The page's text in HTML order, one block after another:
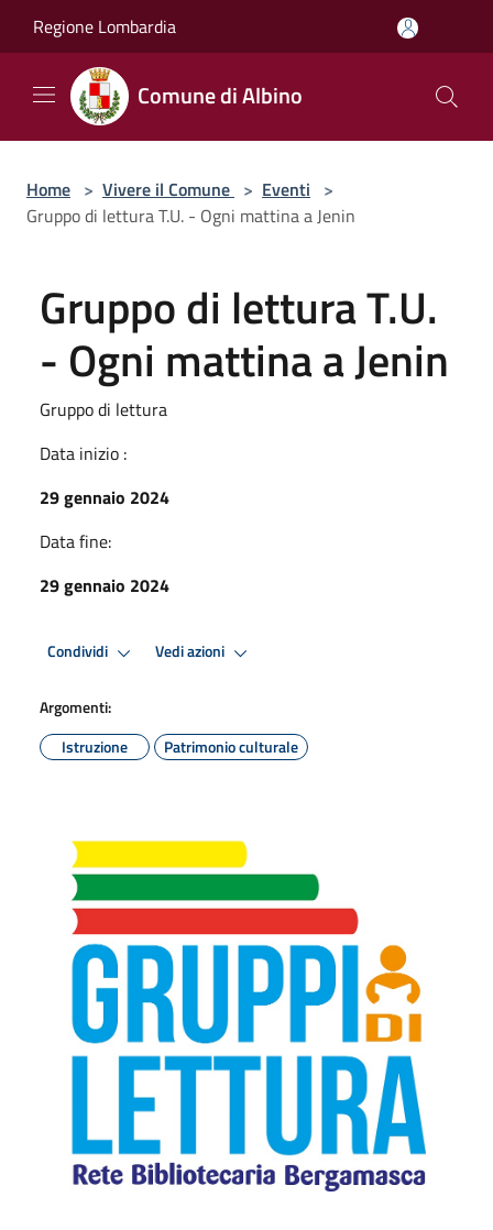
Regione Lombardia
Comune di Albino
Home > Vivere il Comune > Eventi >
Gruppo di lettura T.U. - Ogni mattina a Jenin
Gruppo di lettura T.U.
- Ogni mattina a Jenin
Gruppo di lettura
Data inizio :
29 gennaio 2024
Data fine:
29 gennaio 2024
Condividi Vedi azioni
Argomenti:
Istruzione
Patrimonio culturale